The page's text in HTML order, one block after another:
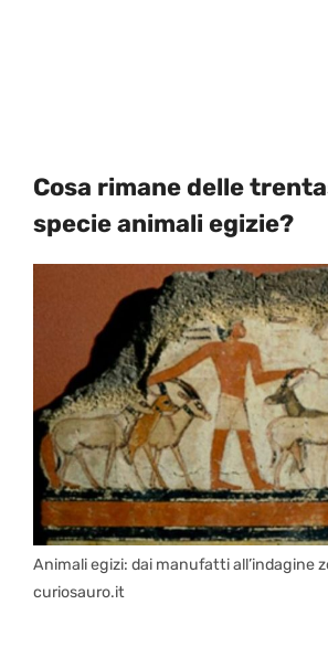
Cosa rimane delle
specie animali egizie?
Animali egizi: dai manufatti all’indagine
curiosauro.it